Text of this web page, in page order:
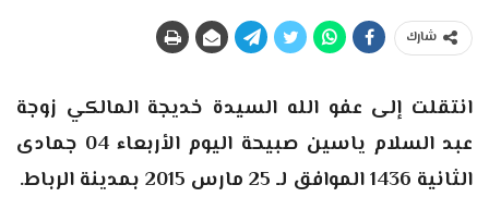
شارك
انتقلت إلى عفو الله السيدة خديجة المالكي زوجة
عبد السلام ياسين صبيحة اليوم الأربعاء 04 جمادى
الثانية 1436 الموافق لـ 25 مارس 2015 بمدينة الرباط.